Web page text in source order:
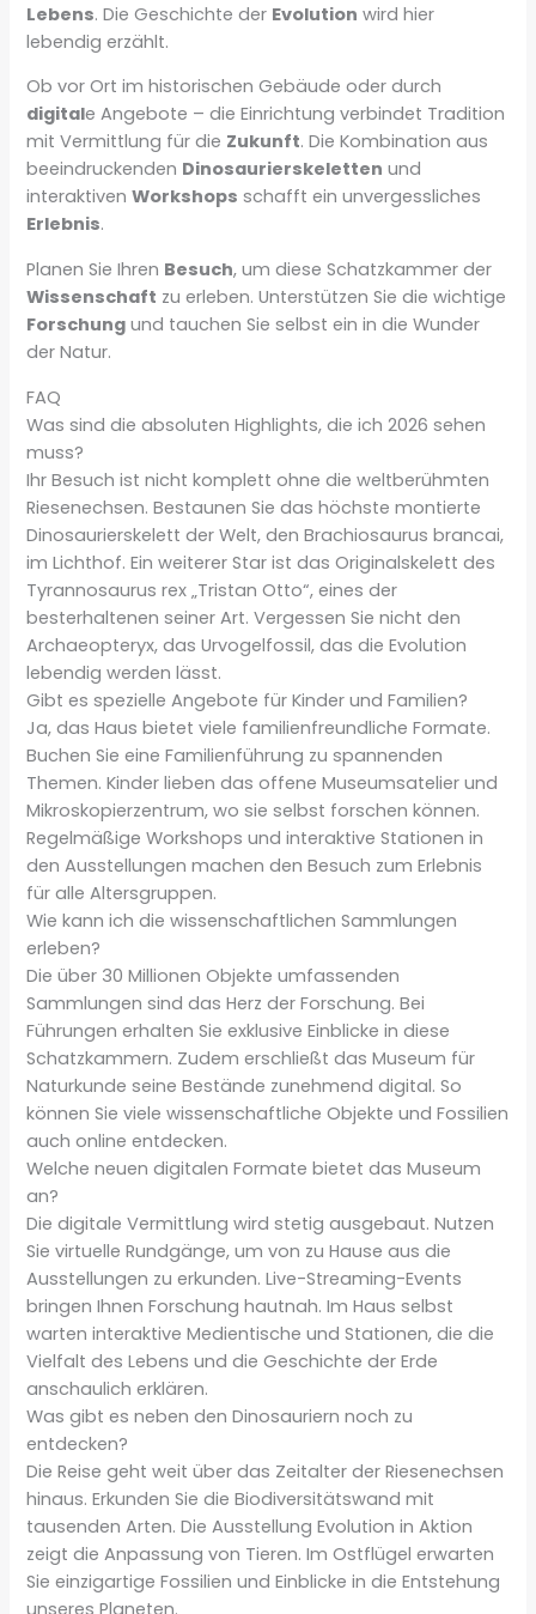
Lebens. Die Geschichte der Evolution wird hier
lebendig erzählt.
Ob vor Ort im historischen Gebäude oder durch
digitale Angebote – die Einrichtung verbindet Tradition
mit Vermittlung für die Zukunft. Die Kombination aus
beeindruckenden Dinosaurierskeletten und
interaktivenWorkshops schafft ein unvergessliches
Erlebnis.
Planen Sie Ihren Besuch, um diese Schatzkammer der
Wissenschaft zu erleben. Unterstützen Sie die wichtige
Forschung und tauchen Sie selbst ein in die Wunder
der Natur.
FAQ
Was sind die absoluten Highlights, die ich 2026 sehen
muss?
Ihr Besuch ist nicht komplett ohne die weltberühmten
Riesenechsen. Bestaunen Sie das höchste montierte
Dinosaurierskelett der Welt, den Brachiosaurus brancai,
im Lichthof. Ein weiterer Star ist das Originalskelett des
Tyrannosaurus rex „Tristan Otto“, eines der
besterhaltenen seiner Art. Vergessen Sie nicht den
Archaeopteryx, das Urvogelfossil, das die Evolution
lebendig werden lässt.
Gibt es spezielle Angebote für Kinder und Familien?
Ja, das Haus bietet viele familienfreundliche Formate.
Buchen Sie eine Familienführung zu spannenden
Themen. Kinder lieben das offene Museumsatelier und
Mikroskopierzentrum, wo sie selbst forschen können.
Regelmäßige Workshops und interaktive Stationen in
den Ausstellungen machen den Besuch zum Erlebnis
für alle Altersgruppen.
Wie kann ich die wissenschaftlichen Sammlungen
erleben?
Die über 30 Millionen Objekte umfassenden
Sammlungen sind das Herz der Forschung. Bei
Führungen erhalten Sie exklusive Einblicke in diese
Schatzkammern. Zudem erschließt das Museum für
Naturkunde seine Bestände zunehmend digital. So
können Sie viele wissenschaftliche Objekte und Fossilien
auch online entdecken.
Welche neuen digitalen Formate bietet das Museum
an?
Die digitale Vermittlung wird stetig ausgebaut. Nutzen
Sie virtuelle Rundgänge, um von zu Hause aus die
Ausstellungen zu erkunden. Live-Streaming-Events
bringen Ihnen Forschung hautnah. Im Haus selbst
warten interaktive Medientische und Stationen, die die
Vielfalt des Lebens und die Geschichte der Erde
anschaulich erklären.
Was gibt es neben den Dinosauriern noch zu
entdecken?
Die Reise geht weit über das Zeitalter der Riesenechsen
hinaus. Erkunden Sie die Biodiversitätswand mit
tausenden Arten. Die Ausstellung Evolution in Aktion
zeigt die Anpassung von Tieren. Im Ostflügel erwarten
Sie einzigartige Fossilien und Einblicke in die Entstehung
unseres Planeten.